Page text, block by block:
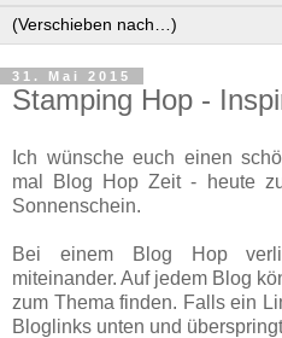
31. Mai 2015
Stamping Hop -
Ich wünsche euch einen
mal Blog Hop Zeit - heute
Sonnenschein.
Bei einem Blog Hop
miteinander. Auf jedem Blog
zum Thema finden. Falls ein
Bloglinks unten und